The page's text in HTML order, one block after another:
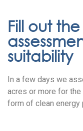
Fill out
suitability
In a few days we
acres or more for
form of clean energy